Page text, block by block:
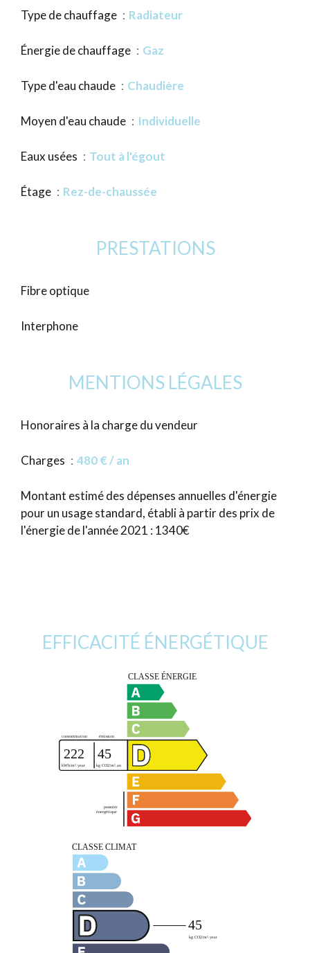
Type de chauffage Radiateur
Énergie de chauffage Gaz
Type d'eau chaude Chaudière
Moyen d'eau chaude Individuelle
Eaux usées Tout à l'égout
Étage Rez-de-chaussée
PRESTATIONS
Fibre optique
Interphone
MENTIONS LÉGALES
Honoraires à la charge du vendeur
Charges 480 € / an
Montant estimé des dépenses annuelles d'énergie
pour un usage standard, établi à partir des prix de
l'énergie de l'année 2021 : 1340€
EFFICACITÉ ÉNERGÉTIQUE